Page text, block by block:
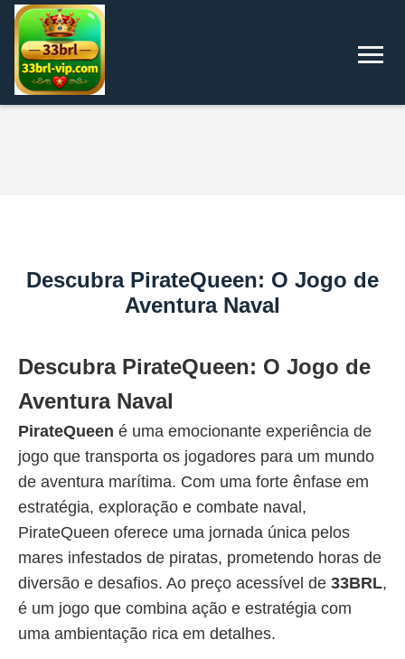
Descubra PirateQueen: O Jogo de
Aventura Naval
Descubra PirateQueen: O Jogo de
Aventura Naval
PirateQueen é uma emocionante experiência de
jogo que transporta os jogadores para um mundo
de aventura marítima. Com uma forte ênfase em
estratégia, exploração e combate naval,
PirateQueen oferece uma jornada única pelos
mares infestados de piratas, prometendo horas de
diversão e desafios. Ao preço acessível de 33BRL,
é um jogo que combina ação e estratégia com
uma ambientação rica em detalhes.